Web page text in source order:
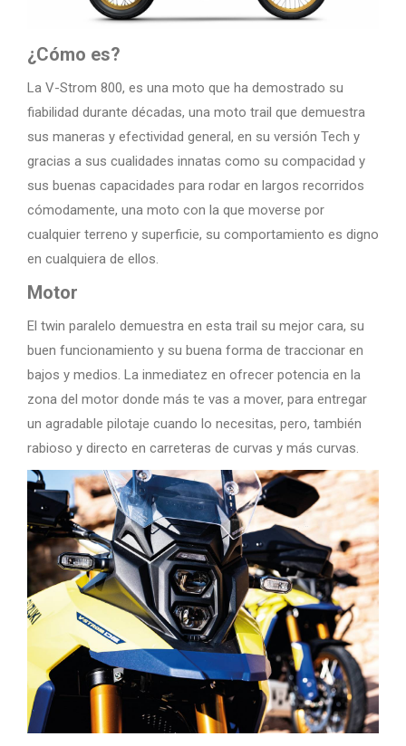
¿Cómo es?
La V-Strom 800, es una moto que ha demostrado su
fiabilidad durante décadas, una moto trail que demuestra
sus maneras y efectividad general, en su versión Tech y
gracias a sus cualidades innatas como su compacidad y
sus buenas capacidades para rodar en largos recorridos
cómodamente, una moto con la que moverse por
cualquier terreno y superficie, su comportamiento es digno
en cualquiera de ellos.
Motor
El twin paralelo demuestra en esta trail su mejor cara, su
buen funcionamiento y su buena forma de traccionar en
bajos y medios. La inmediatez en ofrecer potencia en la
zona del motor donde más te vas a mover, para entregar
un agradable pilotaje cuando lo necesitas, pero, también
rabioso y directo en carreteras de curvas y más curvas.